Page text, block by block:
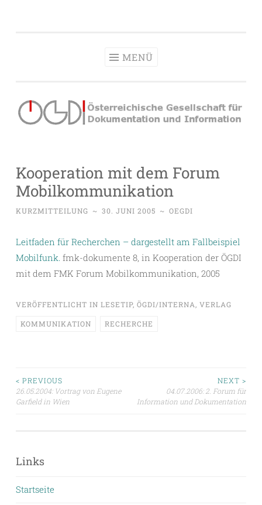
MENÜ
Kooperation mit dem Forum
Mobilkommunikation
KURZMITTEILUNG ~ 30. JUNI 2005 ~ OEGDI
Leitfaden für Recherchen – dargestellt am Fallbeispiel
Mobilfunk. fmk-dokumente 8, in Kooperation der ÖGDI
mit dem FMK Forum Mobilkommunikation, 2005
VERÖFFENTLICHT IN LESETIP, ÖGDI/INTERNA, VERLAG
KOMMUNIKATION RECHERCHE
Beitragsnavigation
< PREVIOUS
26.05.2004: Vortrag von Eugene
Garfield in Wien
NEXT >
04.07.2006: 2. Forum für
Information und Dokumentation
Links
Startseite